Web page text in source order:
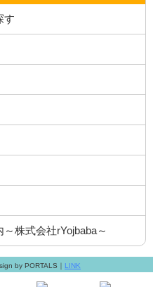
す
株式会社rYojbaba～
by PORTALS｜ LINK